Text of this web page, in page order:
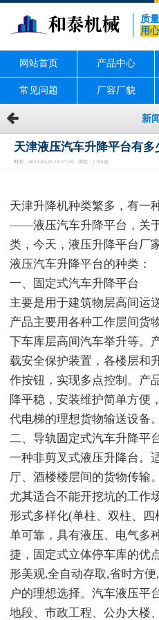
质
用
网站首页 产品中心
常见问题 厂容厂貌
新
天津液压汽车升降平台有多
时间：2022-05-26 15:17:09 浏览：1790次
天津升降机种类繁多，有一
——液压汽车升降平台，关
类，今天，液压升降平台厂
液压汽车升降平台的种类：
一、固定式汽车升降平台
主要是用于建筑物层高间运
产品主要用各种工作层间货
下车库层高间汽车举升等。
载安全保护装置，各楼层和
作按钮，实现多点控制。产
降平稳，安装维护简单方便
代电梯的理想货物输送设备。
二、导轨固定式汽车升降平
一种非剪叉式液压升降台。
厅、酒楼楼层间的货物传输
尤其适合不能开挖坑的工作
形式多样化(单柱、双柱、
单可靠，具有液压、电气多
捷，固定式立体停车库的优
形美观,全自动存取,省时方
户的理想选择。汽车液压平
地段、市政工程、公办大楼